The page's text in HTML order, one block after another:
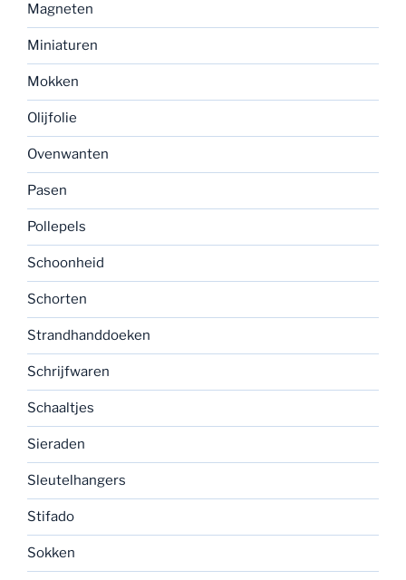
Magneten
Miniaturen
Mokken
Olijfolie
Ovenwanten
Pasen
Pollepels
Schoonheid
Schorten
Strandhanddoeken
Schrijfwaren
Schaaltjes
Sieraden
Sleutelhangers
Stifado
Sokken